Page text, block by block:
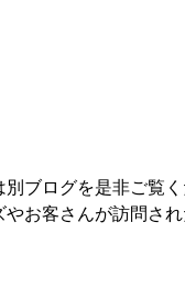
ブログを是非ご覧く
お客さんが訪問さ